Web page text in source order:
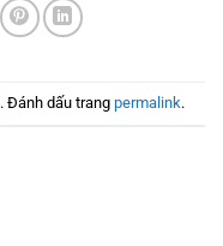
. Đánh dấu trang permalink.